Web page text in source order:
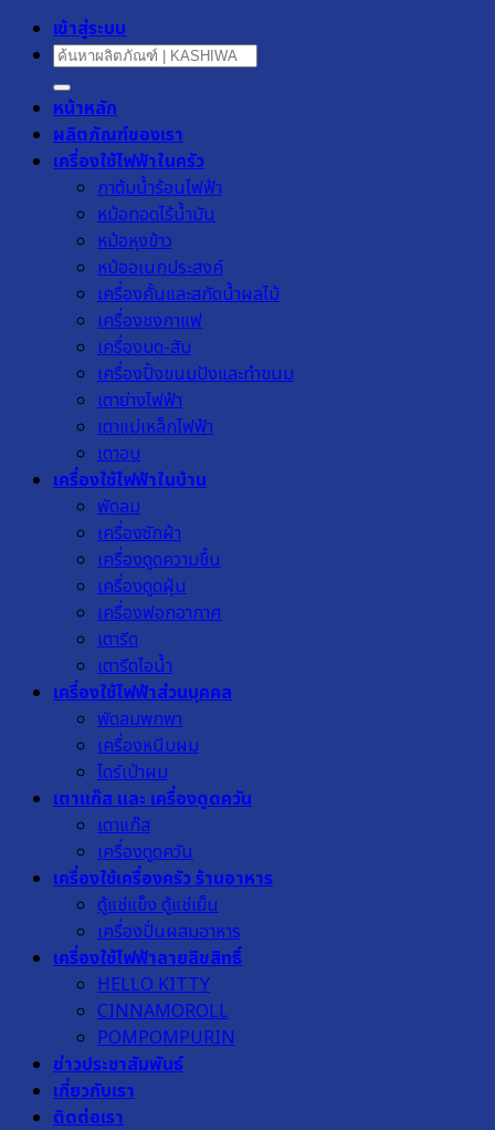
เข้าสู่ระบบ
ค้นหา:
หน้าหลัก
ผลิตภัณฑ์ของเรา
เครื่องใช้ไฟฟ้าในครัว
กาต้มน้ำร้อนไฟฟ้า
หม้อทอดไร้น้ำมัน
หม้อหุงข้าว
หม้ออเนกประสงค์
เครื่องคั้นและสกัดน้ำผลไม้
เครื่องชงกาแฟ
เครื่องบด-สับ
เครื่องปิ้งขนมปังและทำขนม
เตาย่างไฟฟ้า
เตาแม่เหล็กไฟฟ้า
เตาอบ
เครื่องใช้ไฟฟ้าในบ้าน
พัดลม
เครื่องซักผ้า
เครื่องดูดความชื้น
เครื่องดูดฝุ่น
เครื่องฟอกอากาศ
เตารีด
เตารีดไอน้ำ
เครื่องใช้ไฟฟ้าส่วนบุคคล
พัดลมพกพา
เครื่องหนีบผม
ไดร์เป่าผม
เตาแก๊ส และ เครื่องดูดควัน
เตาแก๊ส
เครื่องดูดควัน
เครื่องใช้เครื่องครัว ร้านอาหาร
ตู้แช่แข็ง ตู้แช่เย็น
เครื่องปั่นผสมอาหาร
เครื่องใช้ไฟฟ้าลายลิขสิทธิ์
HELLO KITTY
CINNAMOROLL
POMPOMPURIN
ข่าวประชาสัมพันธ์
เกี่ยวกับเรา
ติดต่อเรา